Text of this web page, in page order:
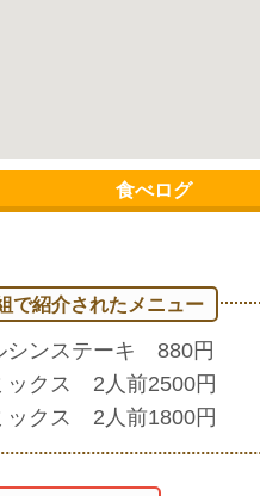
食べログ
シンステーキ 880円
ックス 2人前2500円
ックス 2人前1800円